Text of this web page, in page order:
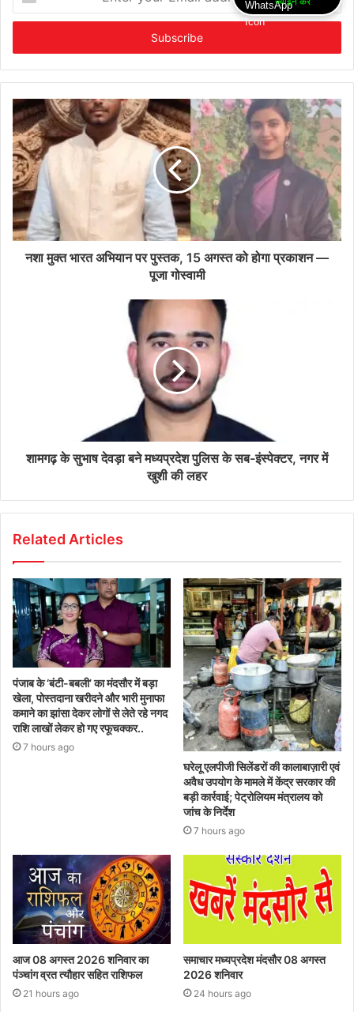
your
Email
नशा मुक्त भारत अभियान पर पुस्तक, 15 अगस्त को होगा प्रकाशन —
पूजा गोस्वामी
शामगढ़ के सुभाष देवड़ा बने मध्यप्रदेश पुलिस के सब-इंस्पेक्टर, नगर में
खुशी की लहर
Related Articles
पंजाब के ‘बंटी-बबली’ का मंदसौर में बड़ा
खेला, पोस्तदाना खरीदने और भारी मुनाफा
कमाने का झांसा देकर लोगों से लेते रहे नगद
राशि लाखों लेकर हो गए रफूचक्कर..
7 hours ago
घरेलू एलपीजी सिलेंडरों की कालाबाज़ारी एवं
अवैध उपयोग के मामले में केंद्र सरकार की
बड़ी कार्रवाई; पेट्रोलियम मंत्रालय को
जांच के निर्देश
7 hours ago
आज 08 अगस्त 2026‌ शनिवार का
पंञ्चांग व्रत त्यौहार सहित राशिफल
21 hours ago
समाचार मध्यप्रदेश मंदसौर 08 अगस्त
2026 शनिवार
24 hours ago